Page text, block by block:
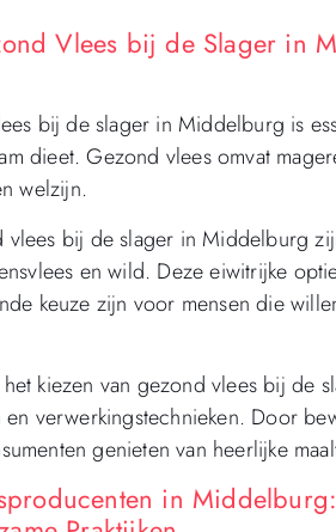
Vlees bij de Slager in
bij de slager in Middelburg is
dieet. Gezond vlees omvat
welzijn.
bij de slager in Middelburg
en wild. Deze eiwitrijke
keuze zijn voor mensen die
kiezen van gezond vlees bij de
verwerkingstechnieken. Door
genieten van heerlijke
in